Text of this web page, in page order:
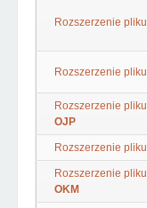
Rozszerzenie pliku
Rozszerzenie pliku
Rozszerzenie pliku
OJP
Rozszerzenie pliku
Rozszerzenie pliku
OKM